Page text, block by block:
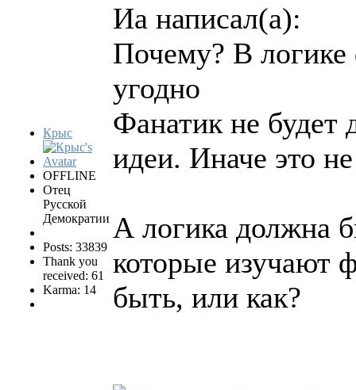
Крыс
OFFLINE
Отец
Русской
Демократии
Posts: 33839
Thank you
received: 61
Karma: 14
Иа написал(а):
Почему? В логике
угодно
Фанатик не будет
идеи. Иначе это
А логика должна
которые изучают
быть, или как?